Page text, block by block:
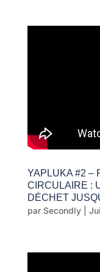
YAPLUKA #2 –
CIRCULAIRE :
DÉCHET
par Secondly|